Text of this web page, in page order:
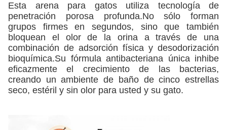
Esta arena para gatos utiliza tecnología de
penetración porosa profunda.No sólo forman
grupos firmes en segundos, sino que también
bloquean el olor de la orina a través de una
combinación de adsorción física y desodorización
bioquímica.Su fórmula antibacteriana única inhibe
eficazmente el crecimiento de las bacterias,
creando un ambiente de baño de cinco estrellas
seco, estéril y sin olor para usted y su gato.